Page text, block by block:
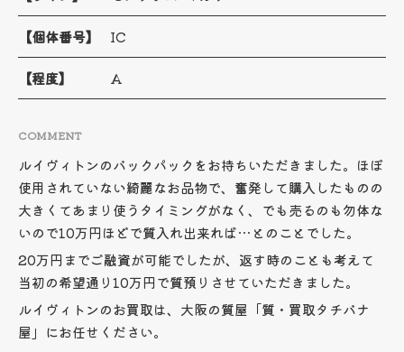
【個体番号】 IC
【程度】 A
COMMENT
ルイヴィトンのバックパックをお持ちいただきました。ほぼ
使用されていない綺麗なお品物で、奮発して購入したものの
大きくてあまり使うタイミングがなく、でも売るのも勿体な
いので10万円ほどで質入れ出来れば…とのことでした。
20万円までご融資が可能でしたが、返す時のことも考えて
当初の希望通り10万円で質預りさせていただきました。
ルイヴィトンのお買取は、大阪の質屋「質・買取タチバナ
屋」にお任せください。